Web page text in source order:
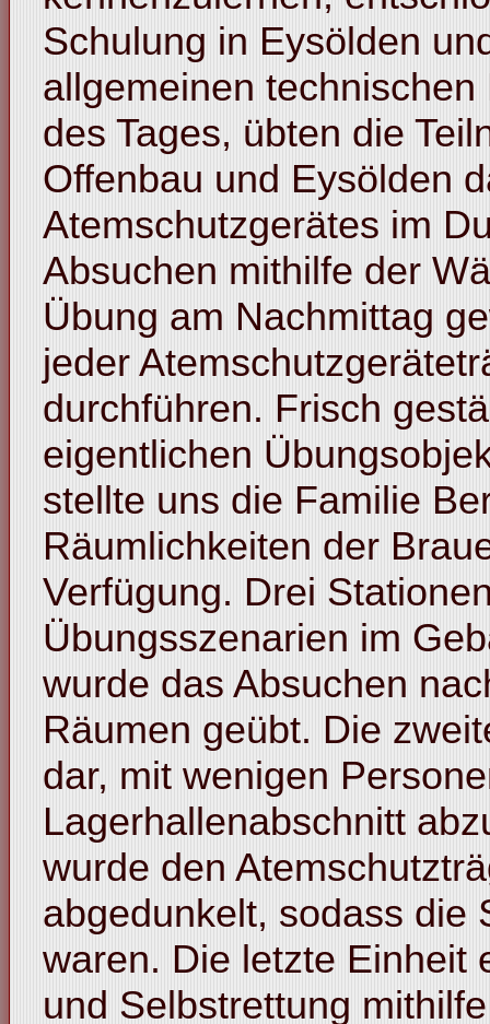
Schulung in Eysölden
allgemeinen
des Tages, übten die
Offenbau und Eysölden
Atemschutzgerätes im
Absuchen mithilfe der
Übung am Nachmittag
jeder
durchführen. Frisch
eigentlichen
stellte uns die Familie
Räumlichkeiten der
Verfügung. Drei
Übungsszenarien im
wurde das Absuchen
Räumen geübt. Die
dar, mit wenigen
Lagerhallenabschnitt
wurde den
abgedunkelt, sodass die
waren. Die letzte Einheit
und Selbstrettung